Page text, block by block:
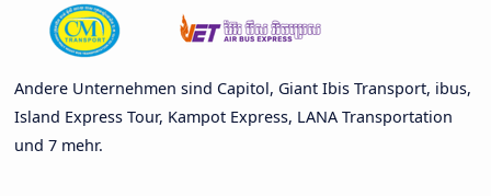
Andere Unternehmen sind Capitol, Giant Ibis Transport, ibus,
Island Express Tour, Kampot Express, LANA Transportation
und 7 mehr.